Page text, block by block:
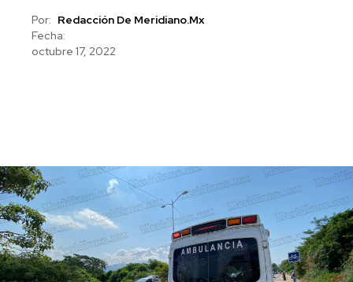
Por: Redacción De Meridiano.mx
Fecha:
octubre 17, 2022